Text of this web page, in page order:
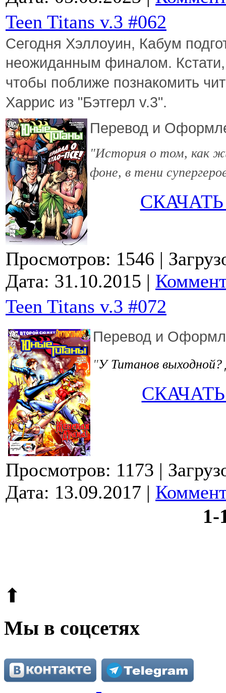
Teen Titans v.3 #062
Сегодня Хэллоуин, Кабум
неожиданным финалом.
чтобы поближе познакомить
Харрис из "Бэтгерл v.3".
Перевод и
"История о том, как
фоне, в тени
Просмотров: 1546 |
Дата: 31.10.2015 |
Teen Titans v.3 #072
Перевод и
"У Титанов
Просмотров: 1173 |
Дата: 13.09.2017 |
1-
⬆
Мы в соцсетях